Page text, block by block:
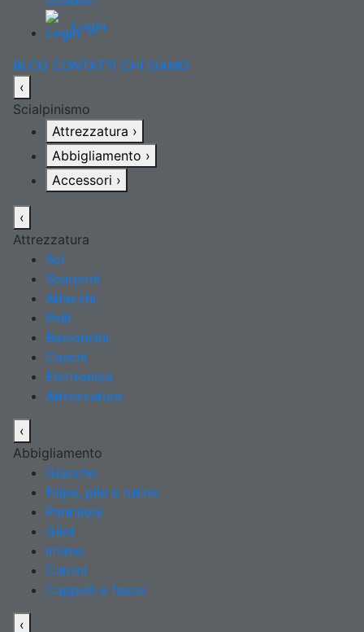
Login
BLOG CONTATTI CHI SIAMO
‹
Scialpinismo
Attrezzatura ›
Abbigliamento ›
Accessori ›
‹
Attrezzatura
Sci
Scarponi
Attacchi
Pelli
Bastoncini
Caschi
Elettronica
Attrezzatura
‹
Abbigliamento
Giacche
Felpe, pile e tutine
Pantaloni
Gilet
Intimo
Calzini
Cappelli e fasce
‹